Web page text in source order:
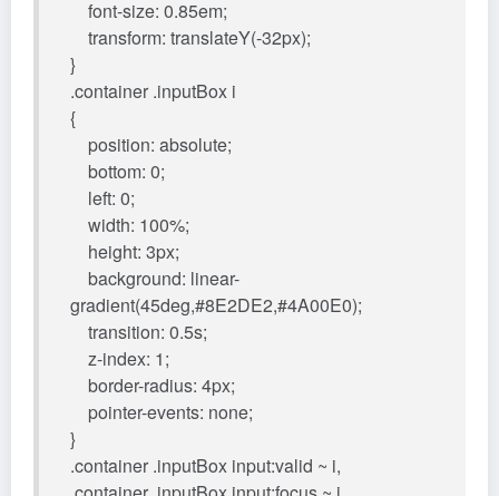
font-size: 0.85em;
transform: translateY(-32px);
}
.container .inputBox i
{
position: absolute;
bottom: 0;
left: 0;
width: 100%;
height: 3px;
background: linear-
gradient(45deg,#8E2DE2,#4A00E0);
transition: 0.5s;
z-index: 1;
border-radius: 4px;
pointer-events: none;
}
.container .inputBox input:valid ~ i,